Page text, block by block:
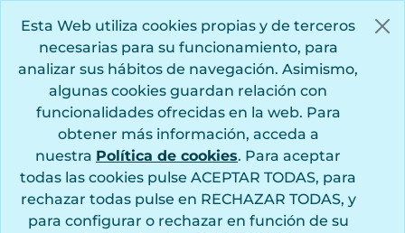
Esta Web utiliza cookies propias y de terceros
necesarias para su funcionamiento, para
analizar sus hábitos de navegación. Asimismo,
algunas cookies guardan relación con
funcionalidades ofrecidas en la web. Para
obtener más información, acceda a
nuestra Política de cookies. Para aceptar
todas las cookies pulse ACEPTAR TODAS, para
rechazar todas pulse en RECHAZAR TODAS, y
para configurar o rechazar en función de su